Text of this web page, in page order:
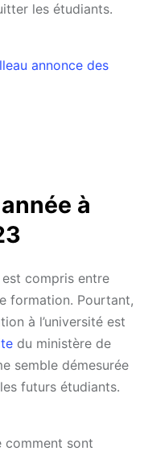
les étudiants.
annonce des
à
compris entre
formation. Pourtant,
à l’université est
du ministère de
semble démesurée
futurs étudiants.
comment sont